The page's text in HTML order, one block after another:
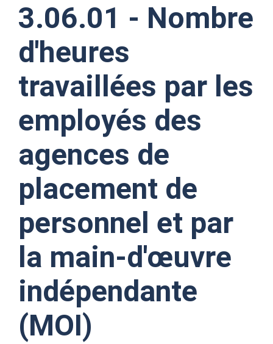
e3.06.01 - Nombre
d'heures
travaillées par les
employés des
agences de
placement de
personnel et par
la main-d'œuvre
indépendante
(MOI)